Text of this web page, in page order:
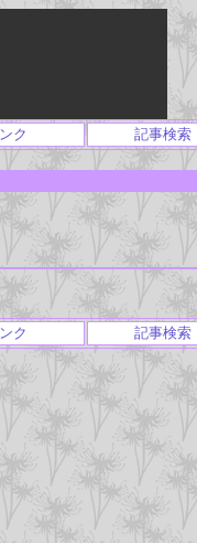
ク 記事検索
ク 記事検索